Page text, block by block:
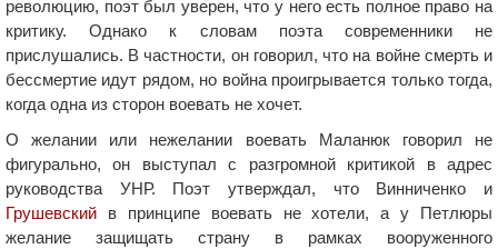
революцию, поэт был уверен, что у него есть полное право на
критику. Однако к словам поэта современники не
прислушались. В частности, он говорил, что на войне смерть и
бессмертие идут рядом, но война проигрывается только тогда,
когда одна из сторон воевать не хочет.
О желании или нежелании воевать Маланюк говорил не
фигурально, он выступал с разгромной критикой в адрес
руководства УНР. Поэт утверждал, что Винниченко и
Грушевский в принципе воевать не хотели, а у Петлюры
желание защищать страну в рамках вооруженного